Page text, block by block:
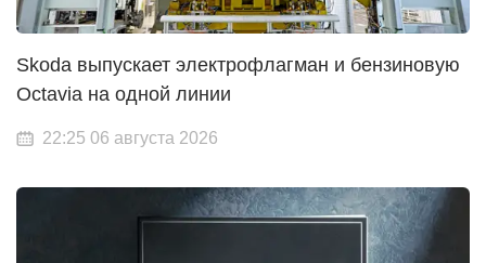
Skoda выпускает электрофлагман и бензиновую
Octavia на одной линии
22:25 06 августа 2026